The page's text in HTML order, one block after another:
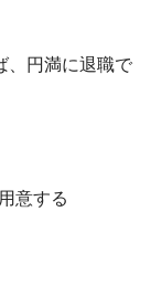
円満に退職で
意する